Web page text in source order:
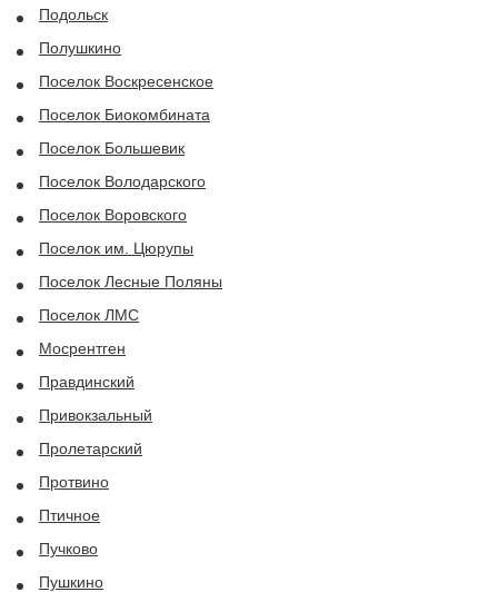
Подольск
Полушкино
Поселок Воскресенское
Поселок Биокомбината
Поселок Большевик
Поселок Володарского
Поселок Воровского
Поселок им. Цюрупы
Поселок Лесные Поляны
Поселок ЛМС
Мосрентген
Правдинский
Привокзальный
Пролетарский
Протвино
Птичное
Пучково
Пушкино